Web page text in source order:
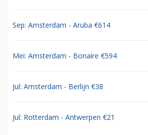
Sep: Amsterdam - Aruba €614
Mei: Amsterdam - Bonaire €594
Jul: Amsterdam - Berlijn €38
Jul: Rotterdam - Antwerpen €21